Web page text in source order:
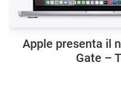
Apple presenta il
Gate –